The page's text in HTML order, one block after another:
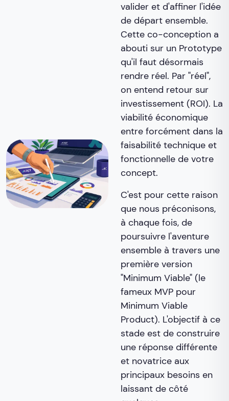
valider et d'affiner l'idée
de départ ensemble.
Cette co-conception a
abouti sur un Prototype
qu'il faut désormais
rendre réel. Par "réel",
on entend retour sur
investissement (ROI). La
viabilité économique
entre forcément dans la
faisabilité technique et
fonctionnelle de votre
concept.
C'est pour cette raison
que nous préconisons,
à chaque fois, de
poursuivre l'aventure
ensemble à travers une
première version
"Minimum Viable" (le
fameux MVP pour
Minimum Viable
Product). L'objectif à ce
stade est de construire
une réponse différente
et novatrice aux
principaux besoins en
laissant de côté